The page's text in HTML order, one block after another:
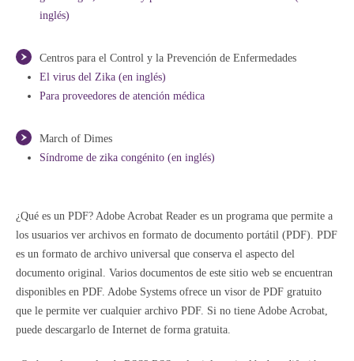
inglés)
Centros para el Control y la Prevención de Enfermedades
El virus del Zika (en inglés)
Para proveedores de atención médica
March of Dimes
Síndrome de zika congénito (en inglés)
¿Qué es un PDF? Adobe Acrobat Reader es un programa que permite a
los usuarios ver archivos en formato de documento portátil (PDF). PDF
es un formato de archivo universal que conserva el aspecto del
documento original. Varios documentos de este sitio web se encuentran
disponibles en PDF. Adobe Systems ofrece un visor de PDF gratuito
que le permite ver cualquier archivo PDF. Si no tiene Adobe Acrobat,
puede descargarlo de Internet de forma gratuita.